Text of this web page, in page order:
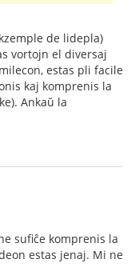
de lidepla)
vortojn el diversaj
estas pli facile
kaj komprenis la
Ankaŭ la
sufiĉe komprenis la
estas jenaj. Mi ne